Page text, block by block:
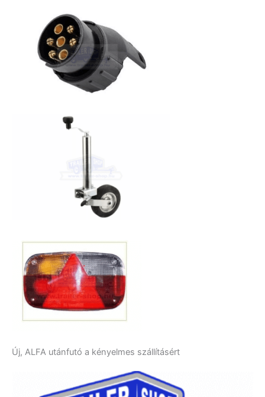
Új, ALFA utánfutó a kényelmes szállításért